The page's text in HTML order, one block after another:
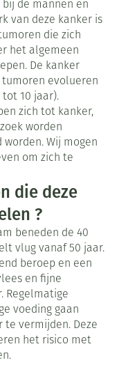
de mannen en
van deze kanker is
die zich
het algemeen
De kanker
tumoren evolueren
10 jaar).
zich tot kanker,
worden
Wij mogen
om zich te
die deze
?
beneden de 40
vlug vanaf 50 jaar.
beroep en een
en fijne
Regelmatige
voeding gaan
te vermijden. Deze
het risico met